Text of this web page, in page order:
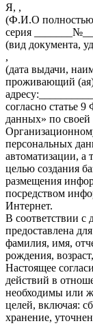
Я, ,
(Ф.И.О
серия
(вид документа,
,
(дата выдачи,
проживающий
согласно статье
данных» по своей
персональных
автоматизации, а
целью создания
размещения
посредством
Интернет.
В соответствии
предоставлена
фамилия, имя,
рождения,
Настоящее
действий в
необходимы или
целей, включая:
хранение,